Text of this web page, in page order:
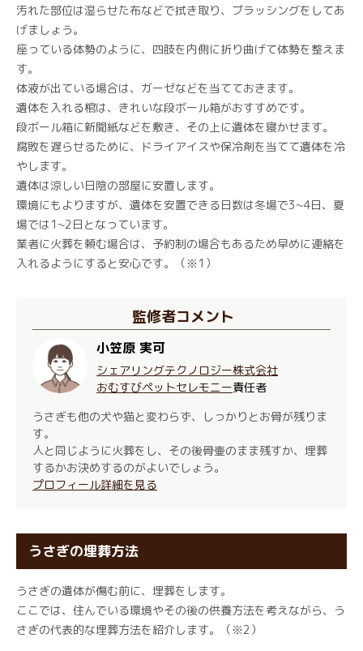
汚れた部位は湿らせた布などで拭き取り、ブラッシングをしてあ
げましょう。
座っている体勢のように、四肢を内側に折り曲げて体勢を整えま
す。
体液が出ている場合は、ガーゼなどを当てておきます。
遺体を入れる棺は、きれいな段ボール箱がおすすめです。
段ボール箱に新聞紙などを敷き、その上に遺体を寝かせます。
腐敗を遅らせるために、ドライアイスや保冷剤を当てて遺体を冷
やします。
遺体は涼しい日陰の部屋に安置します。
環境にもよりますが、遺体を安置できる日数は冬場で3~4日、夏
場では1~2日となっています。
業者に火葬を頼む場合は、予約制の場合もあるため早めに連絡を
入れるようにすると安心です。（※1）
監修者コメント
小笠原 実可
シェアリングテクノロジー株式会社
おむすびペットセレモニー責任者
うさぎも他の犬や猫と変わらず、しっかりとお骨が残りま
す。
人と同じように火葬をし、その後骨壷のまま残すか、埋葬
するかお決めするのがよいでしょう。
プロフィール詳細を見る
うさぎの埋葬方法
うさぎの遺体が傷む前に、埋葬をします。
ここでは、住んでいる環境やその後の供養方法を考えながら、う
さぎの代表的な埋葬方法を紹介します。（※2）